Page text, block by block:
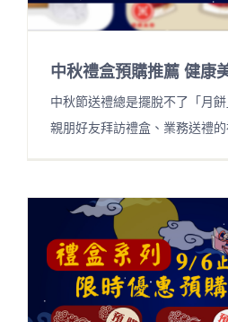
中秋禮盒預購推薦 健康
中秋節送禮總是擺脫不了「月
親朋好友拜訪禮盒、業務送禮的